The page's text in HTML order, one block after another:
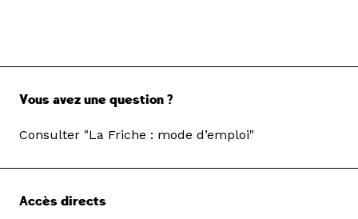
Vous avez une question ?
Consulter "La Friche : mode d’emploi"
Accès directs